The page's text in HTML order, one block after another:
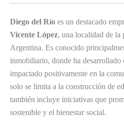
Diego del Río es un destacado
Vicente López, una localidad de la
Argentina. Es conocido
inmobiliario, donde ha desarrollado
impactado positivamente en la
solo se limita a la construcción de
también incluye iniciativas que
sostenible y el bienestar social.